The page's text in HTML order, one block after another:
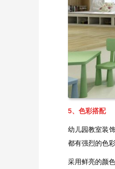
5、色彩搭配
幼儿园教室装
都有强烈的色
采用鲜亮的颜